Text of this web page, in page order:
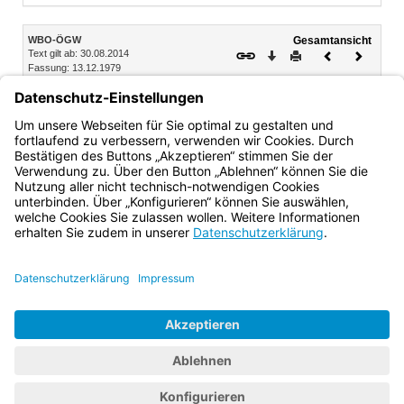
Inhalt
WBO-ÖGW
Text gilt ab: 30.08.2014
Fassung: 13.12.1979
Gesamtansicht
Download
DruckenVorheriges
§ 5b
Über Anerkennungen und Anrechnungen nach dieser
Verordnung entscheidet das Staatsministerium für
Gesundheit, Pflege und Prävention.
Bayern.de
BayernPortal
Impressum